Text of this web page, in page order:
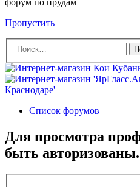
Пропустить
Список форумов
Для просмотра
быть авторизованы.